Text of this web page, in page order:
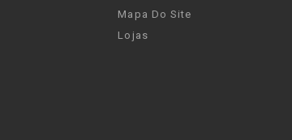
Mapa Do Site
Lojas